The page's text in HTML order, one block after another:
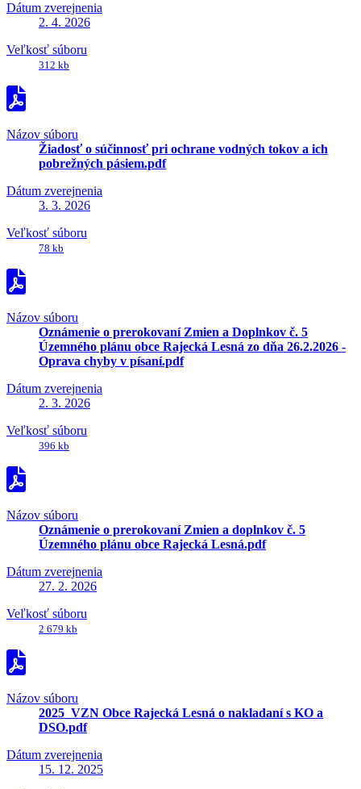
Dátum zverejnenia
2. 4. 2026
Veľkosť súboru
312 kb
Názov súboru
Žiadosť o súčinnosť pri ochrane vodných tokov a ich
pobrežných pásiem.pdf
Dátum zverejnenia
3. 3. 2026
Veľkosť súboru
78 kb
Názov súboru
Oznámenie o prerokovaní Zmien a Doplnkov č. 5
Územného plánu obce Rajecká Lesná zo dňa 26.2.2026 -
Oprava chyby v písaní.pdf
Dátum zverejnenia
2. 3. 2026
Veľkosť súboru
396 kb
Názov súboru
Oznámenie o prerokovaní Zmien a doplnkov č. 5
Územného plánu obce Rajecká Lesná.pdf
Dátum zverejnenia
27. 2. 2026
Veľkosť súboru
2 679 kb
Názov súboru
2025_VZN Obce Rajecká Lesná o nakladaní s KO a
DSO.pdf
Dátum zverejnenia
15. 12. 2025